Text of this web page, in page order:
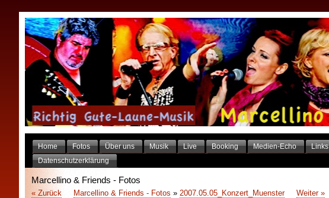
Home Fotos Über uns Musik Live Booking Medien-Echo Links
Datenschutzerklärung
Marcellino & Friends - Fotos
Marcellino & Friends - Fotos » 2007.05.05_Konzert_Muenster
« Zurück
Weiter »